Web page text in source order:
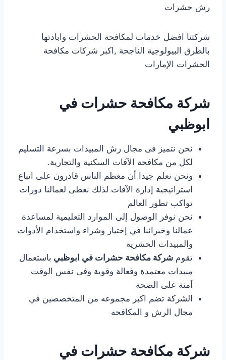
رش حشرات
شركتنا افضل خدمات لمكافحة الحشرات وابادتها
بالطرق البيولوجية الناجحة ,اكبر شركات مكافحة
الحشرات الإمارات
شركة مكافحة حشرات في
ابوظبي
نحن نتميز فى مجال رش المبيدات بسرعة التسليم
لكل من مكافحة الآفات السكنية والتجارية.
ونحن نعلم جيدا أن معظم الناس قادرون على اتباع
استراتيجية إدارة الآفات لذلك نعطى لعمالنا دورات
تواكب تطور العالم
نحن نوفر الوصول إلى الموارد التعليمية لمساعدة
عمالنا وخبرائنا في إختيار وشراء واستخدام الأدوات
والمبيدات الحشرية
تقوم شركة مكافحة حشرات في ابوظبي باستعمال
مبيدات معتمدة وفعالة وقوية وفى نفس الوقت
آمنة على الصحة
الشركة تضم اكبر مجموعه من المتخصصين في
مجال الرش و المكافحه
شركة مكافحة حشرات في